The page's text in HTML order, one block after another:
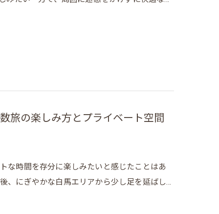
旅の楽しみ方とプライベート空間
な時間を存分に楽しみたいと感じたことはあ
、にぎやかな白馬エリアから少し足を延ばし…